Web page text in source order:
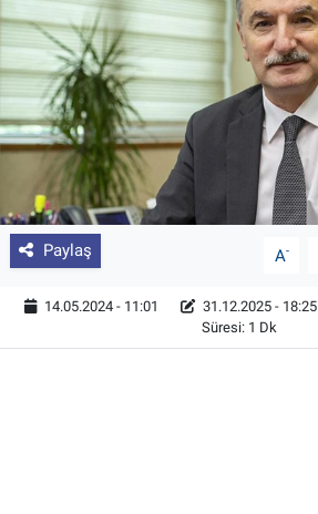
Paylaş A-
14.05.2024 - 11:01 31.12.2025 - 18:25
Süresi: 1 Dk
Dünyada Tarım
Üretici Birlikleri
Şeker ve Şekerli Mamüller
Tahıllar ve Baklagiller
Tohum